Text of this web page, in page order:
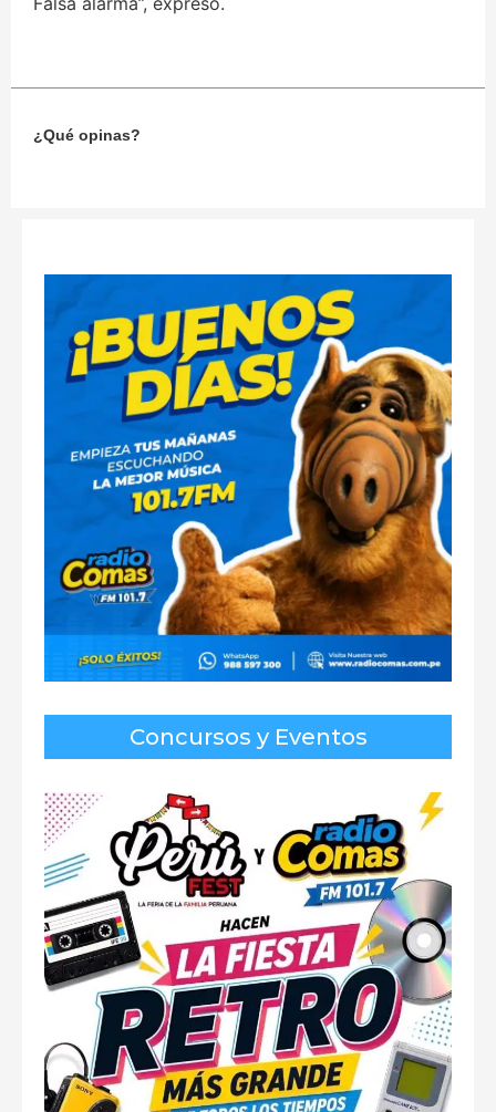
¿Qué opinas?
Concursos y Eventos